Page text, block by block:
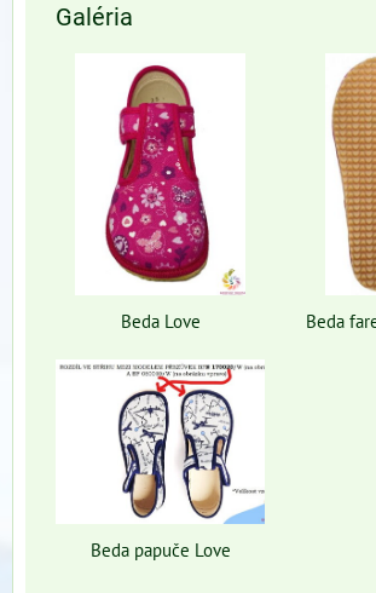
Galéria
Beda Love Beda
Beda papuče Love